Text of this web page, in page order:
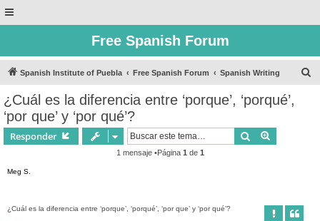
Free Spanish Forum
Spanish Institute of Puebla Free Spanish Forum Spanish Writing
¿Cuál es la diferencia entre ‘porque’, ‘porqué’,
‘por que’ y ‘por qué’?
Responder Buscar
1 mensaje •Página 1 de 1
Meg S.
¿Cuál es la diferencia entre ‘porque’, ‘porqué’, ‘por que’ y ‘por qué’?